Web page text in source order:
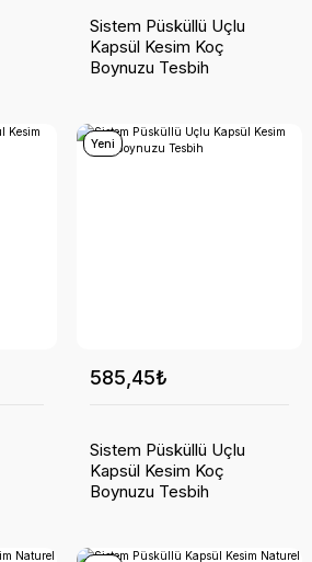
Sistem Püsküllü Uçlu
Kapsül Kesim Koç
Boynuzu Tesbih
Yeni
585,45₺
Sistem Püsküllü Uçlu
Kapsül Kesim Koç
Boynuzu Tesbih